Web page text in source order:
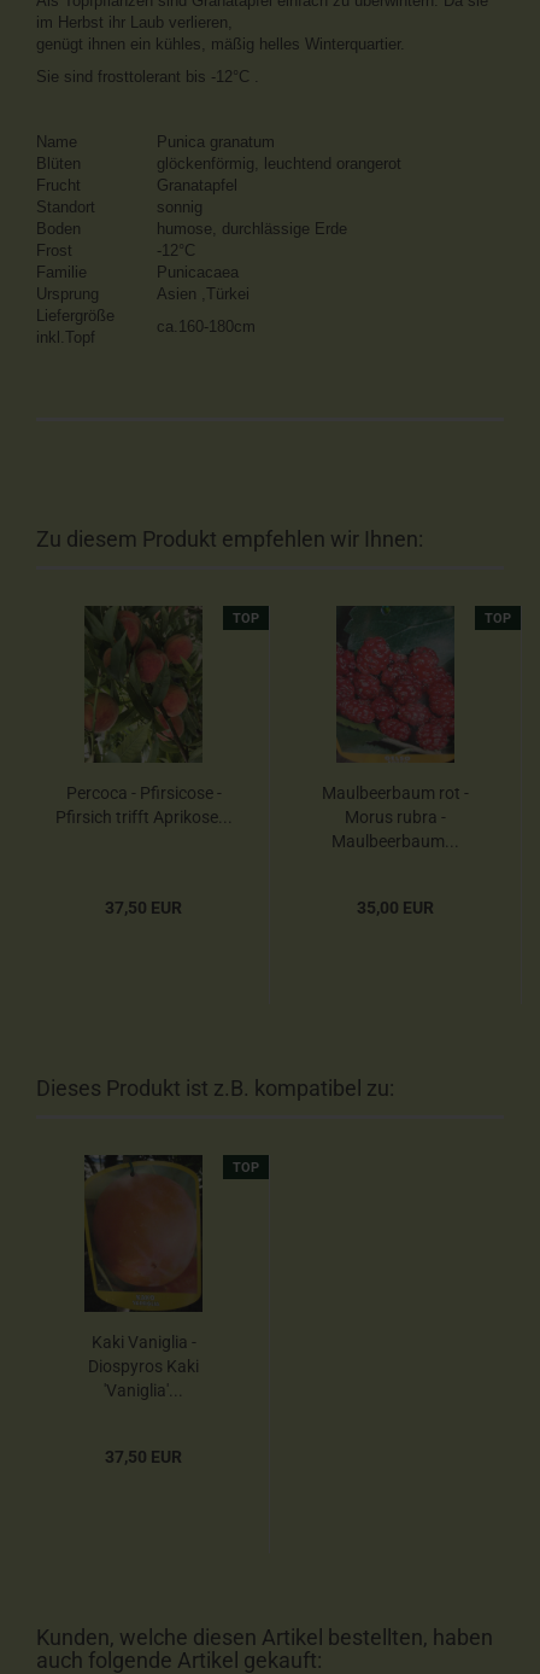
im Herbst ihr Laub verlieren,
genügt ihnen ein kühles, mäßig helles Winterquartier.
Sie sind frosttolerant bis -12°C .
Name
Punica granatum
Blüten
glöckenförmig, leuchtend orangerot
Frucht
Granatapfel
Standort
sonnig
Boden
humose, durchlässige Erde
Frost
-12°C
Familie
Punicacaea
Ursprung
Asien ,Türkei
Liefergröße
inkl.Topf
ca.160-180cm
Zu diesem Produkt empfehlen wir Ihnen:
TOP
Percoca - Pfirsicose -
Pfirsich trifft Aprikose...
37,50 EUR
TOP
Maulbeerbaum rot -
Morus rubra -
Maulbeerbaum...
35,00 EUR
Dieses Produkt ist z.B. kompatibel zu:
TOP
Kaki Vaniglia -
Diospyros Kaki
'Vaniglia'...
37,50 EUR
Kunden, welche diesen Artikel bestellten, haben
auch folgende Artikel gekauft: